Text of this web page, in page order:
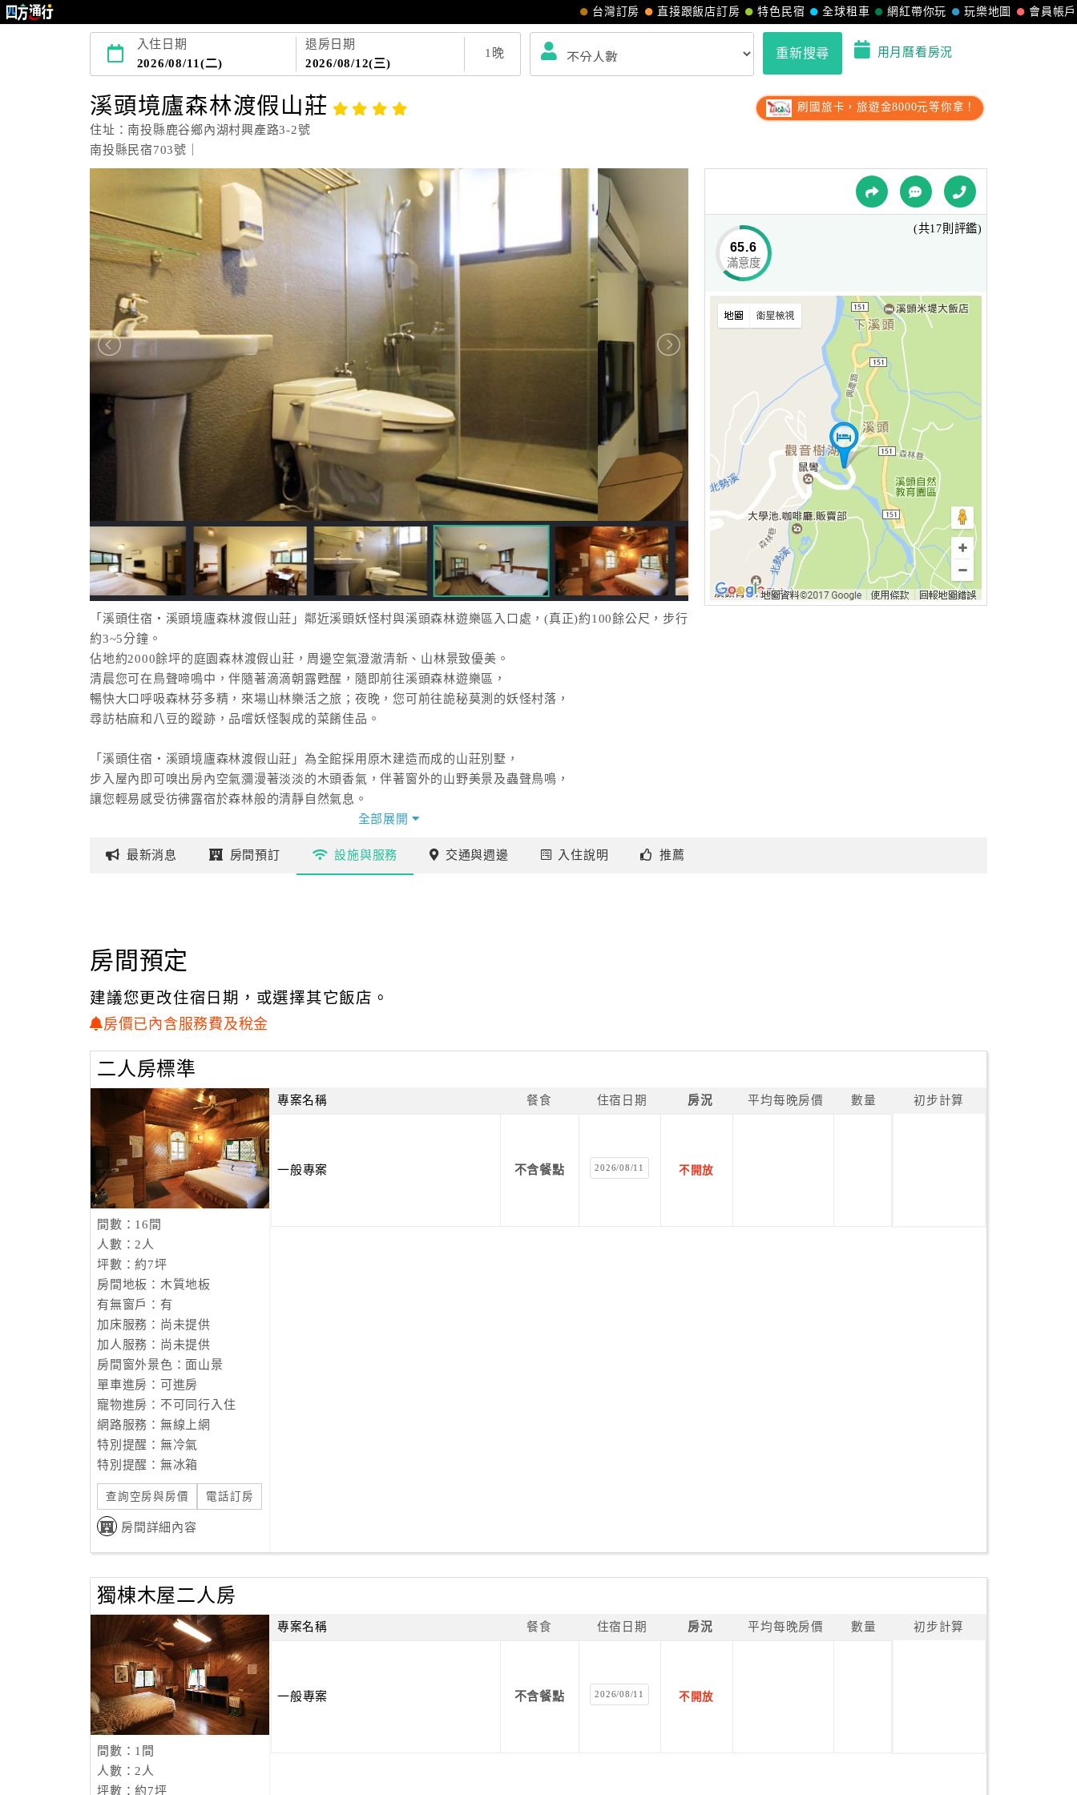
會員帳戶
玩樂地圖
網紅帶你玩
全球租車
特色民宿
直接跟飯店訂房
台灣訂房
入住日期
2026/08/11(二)
退房日期
2026/08/12(三)
1 晚 重新搜尋 用月曆看房況
溪頭境廬森林渡假山莊
住址：南投縣鹿谷鄉內湖村興產路3-2號
南投縣民宿703號｜
刷國旅卡，旅遊金8000元等你拿！
「溪頭住宿‧溪頭境廬森林渡假山莊」鄰近溪頭妖怪村與溪頭森林遊樂區入口處，(真正)約100餘公尺，步行
約3~5分鐘。
佔地約2000餘坪的庭園森林渡假山莊，周邊空氣澄澈清新、山林景致優美。
清晨您可在鳥聲啼鳴中，伴隨著滴滴朝露甦醒，隨即前往溪頭森林遊樂區，
暢快大口呼吸森林芬多精，來場山林樂活之旅；夜晚，您可前往詭秘莫測的妖怪村落，
尋訪枯麻和八豆的蹤跡，品嚐妖怪製成的菜餚佳品。
「溪頭住宿‧溪頭境廬森林渡假山莊」為全館採用原木建造而成的山莊別墅，
步入屋內即可嗅出房內空氣瀰漫著淡淡的木頭香氣，伴著窗外的山野美景及蟲聲鳥鳴，
讓您輕易感受彷彿露宿於森林般的清靜自然氣息。
寬敞的房型空間，清幽雅靜，為一處可以放鬆身心的竹林山野秘境。
全部展開
65.6
滿意度
(共17則評鑑)
最新消息 房間預訂 設施與服務 交通與週邊 入住說明 推薦
房間預定
建議您更改住宿日期，或選擇其它飯店。
房價已內含服務費及稅金
二人房標準
間數：16間
人數：2人
坪數：約7坪
房間地板：木質地板
有無窗戶：有
加床服務：尚未提供
加人服務：尚未提供
房間窗外景色：面山景
單車進房：可進房
寵物進房：不可同行入住
網路服務：無線上網
特別提醒：無冷氣
特別提醒：無冰箱
查詢空房與房價 電話訂房
房間詳細內容
專案名稱 餐食 住宿日期 房況 平均每晚房價 數量 初步計算
一般專案 不含餐點 2026/08/11 不開放
獨棟木屋二人房
間數：1間
人數：2人
坪數：約7坪
專案名稱 餐食 住宿日期 房況 平均每晚房價 數量 初步計算
一般專案 不含餐點 2026/08/11 不開放